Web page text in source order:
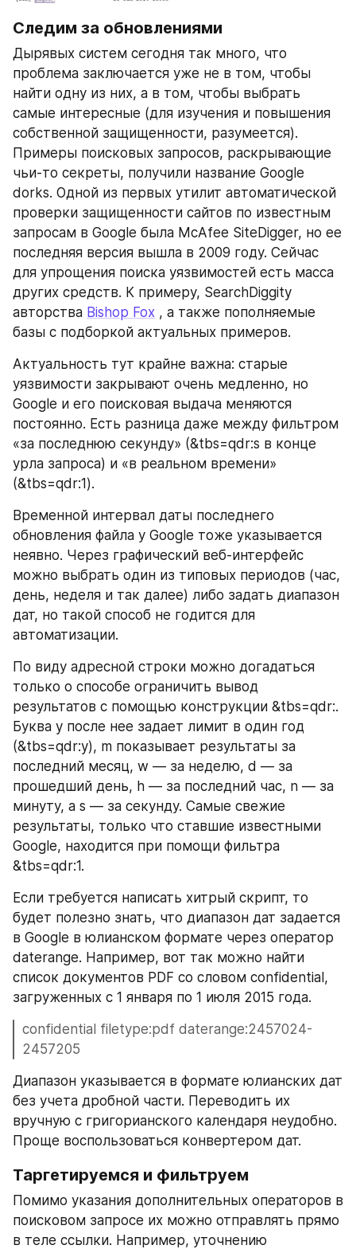
Следим за обновлениями
Дырявых систем сегодня так много, что
проблема заключается уже не в том, чтобы
найти одну из них, а в том, чтобы выбрать
самые интересные (для изучения и повышения
собственной защищенности, разумеется).
Примеры поисковых запросов, раскрывающие
чьи-то секреты, получили название Google
dorks. Одной из первых утилит автоматической
проверки защищенности сайтов по известным
запросам в Google была McAfee SiteDigger, но ее
последняя версия вышла в 2009 году. Сейчас
для упрощения поиска уязвимостей есть масса
других средств. К примеру, SearchDiggity
авторства Bishop Fox , а также пополняемые
базы с подборкой актуальных примеров.
Актуальность тут крайне важна: старые
уязвимости закрывают очень медленно, но
Google и его поисковая выдача меняются
постоянно. Есть разница даже между фильтром
«за последнюю секунду» (&tbs=qdr:s в конце
урла запроса) и «в реальном времени»
(&tbs=qdr:1).
Временной интервал даты последнего
обновления файла у Google тоже указывается
неявно. Через графический веб-интерфейс
можно выбрать один из типовых периодов (час,
день, неделя и так далее) либо задать диапазон
дат, но такой способ не годится для
автоматизации.
По виду адресной строки можно догадаться
только о способе ограничить вывод
результатов с помощью конструкции &tbs=qdr:.
Буква y после нее задает лимит в один год
(&tbs=qdr:y), m показывает результаты за
последний месяц, w — за неделю, d — за
прошедший день, h — за последний час, n — за
минуту, а s — за секунду. Самые свежие
результаты, только что ставшие известными
Google, находится при помощи фильтра
&tbs=qdr:1.
Если требуется написать хитрый скрипт, то
будет полезно знать, что диапазон дат задается
в Google в юлианском формате через оператор
daterange. Например, вот так можно найти
список документов PDF со словом confidential,
загруженных c 1 января по 1 июля 2015 года.
confidential filetype:pdf daterange:2457024-
2457205
Диапазон указывается в формате юлианских дат
без учета дробной части. Переводить их
вручную с григорианского календаря неудобно.
Проще воспользоваться конвертером дат.
Таргетируемся и фильтруем
Помимо указания дополнительных операторов в
поисковом запросе их можно отправлять прямо
в теле ссылки. Например, уточнению